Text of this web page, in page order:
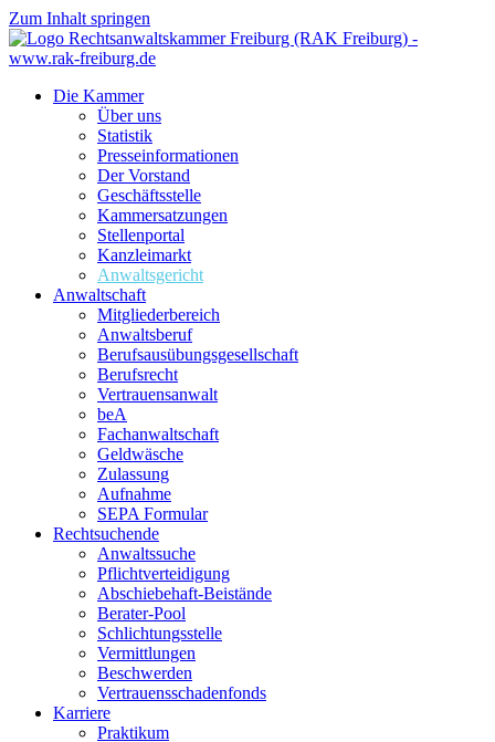
Zum Inhalt springen
Die Kammer
Über uns
Statistik
Presseinformationen
Der Vorstand
Geschäftsstelle
Kammersatzungen
Stellenportal
Kanzleimarkt
Anwaltsgericht
Anwaltschaft
Mitgliederbereich
Anwaltsberuf
Berufsausübungs­gesellschaft
Berufsrecht
Vertrauensanwalt
beA
Fachanwaltschaft
Geldwäsche
Zulassung
Aufnahme
SEPA Formular
Rechtsuchende
Anwaltssuche
Pflichtverteidigung
Abschiebehaft-Beistände
Berater-Pool
Schlichtungsstelle
Vermittlungen
Beschwerden
Vertrauensschadenfonds
Karriere
Praktikum